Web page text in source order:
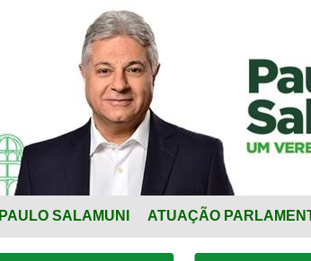
PAULO SALAMUNI ATUAÇÃO